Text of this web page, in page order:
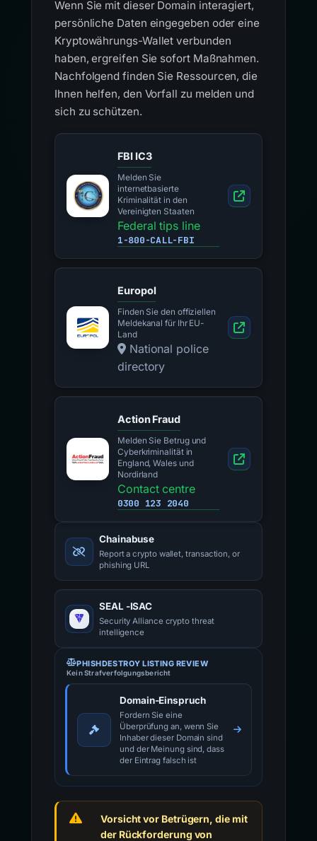
Wenn Sie mit dieser Domain interagiert,
persönliche Daten eingegeben oder eine
Kryptowährungs-Wallet verbunden
haben, ergreifen Sie sofort Maßnahmen.
Nachfolgend finden Sie Ressourcen, die
Ihnen helfen, den Vorfall zu melden und
sich zu schützen.
FBI IC3
Melden Sie
internetbasierte
Kriminalität in den
Vereinigten Staaten
Federal tips line
1-800-CALL-FBI
Europol
Finden Sie den offiziellen
Meldekanal für Ihr EU-
Land
National police
directory
Action Fraud
Melden Sie Betrug und
Cyberkriminalität in
England, Wales und
Nordirland
Contact centre
0300 123 2040
Chainabuse
Report a crypto wallet, transaction, or
phishing URL
SEAL -ISAC
Security Alliance crypto threat
intelligence
PHISHDESTROY LISTING REVIEW
Kein Strafverfolgungsbericht
Domain-Einspruch
Fordern Sie eine
Überprüfung an, wenn Sie
Inhaber dieser Domain sind
und der Meinung sind, dass
der Eintrag falsch ist
Vorsicht vor Betrügern, die mit
der Rückforderung von